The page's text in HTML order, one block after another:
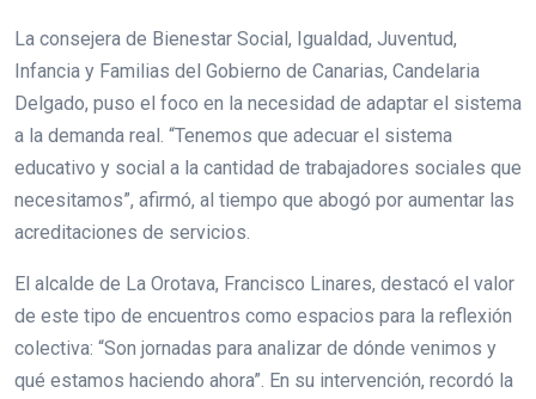
La consejera de Bienestar Social, Igualdad, Juventud,
Infancia y Familias del Gobierno de Canarias, Candelaria
Delgado, puso el foco en la necesidad de adaptar el sistema
a la demanda real. “Tenemos que adecuar el sistema
educativo y social a la cantidad de trabajadores sociales que
necesitamos”, afirmó, al tiempo que abogó por aumentar las
acreditaciones de servicios.
El alcalde de La Orotava, Francisco Linares, destacó el valor
de este tipo de encuentros como espacios para la reflexión
colectiva: “Son jornadas para analizar de dónde venimos y
qué estamos haciendo ahora”. En su intervención, recordó la